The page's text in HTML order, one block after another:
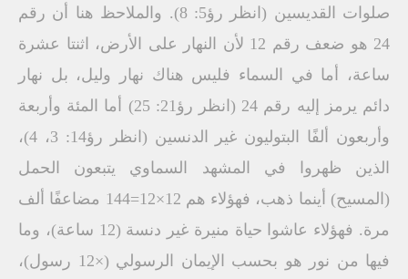
صلوات القديسين (انظر رؤ5: 8). والملاحظ هنا أن رقم
24 هو ضعف رقم 12 لأن النهار على الأرض، اثنتا عشرة
ساعة، أما في السماء فليس هناك نهار وليل، بل نهار
دائم يرمز إليه رقم 24 (انظر رؤ21: 25) أما المئة وأربعة
وأربعون ألفًا البتوليون غير الدنسين (انظر رؤ14: 3، 4)،
الذين ظهروا في المشهد السماوي يتبعون الحمل
(المسيح) أينما ذهب، فهؤلاء هم 12×12=144 مضاعفًا ألف
مرة. فهؤلاء عاشوا حياة منيرة غير دنسة (12 ساعة)، وما
فيها من نور هو بحسب الإيمان الرسولي (×12 رسول)،